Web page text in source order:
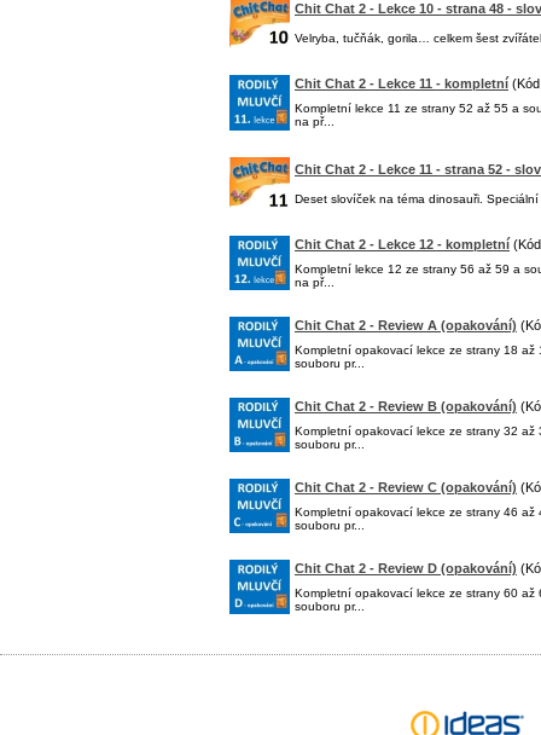
Chit Chat 2 - Lekce 10 - strana 48 -
Velryba, tučňák, gorila… celkem šest
Chit Chat 2 - Lekce 11 - kompletní
Kompletní lekce 11 ze strany 52 až 55 a
na př...
Chit Chat 2 - Lekce 11 - strana 52 -
Deset slovíček na téma dinosauři.
Chit Chat 2 - Lekce 12 - kompletní
Kompletní lekce 12 ze strany 56 až 59 a
na př...
Chit Chat 2 - Review A (opakování)
Kompletní opakovací lekce ze strany 18
souboru pr...
Chit Chat 2 - Review B (opakování)
Kompletní opakovací lekce ze strany 32
souboru pr...
Chit Chat 2 - Review C (opakování)
Kompletní opakovací lekce ze strany 46
souboru pr...
Chit Chat 2 - Review D (opakování)
Kompletní opakovací lekce ze strany 60
souboru pr...